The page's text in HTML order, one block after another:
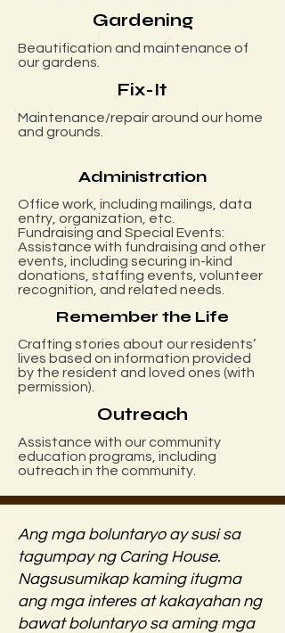
Gardening
Beautification and maintenance of
our gardens.
Fix-It
Maintenance/repair around our home
and grounds.
Administration
Office work, including mailings, data
entry, organization, etc.
Fundraising and Special Events:
Assistance with fundraising and other
events, including securing in-kind
donations, staffing events, volunteer
recognition, and related needs.
Remember the Life
Crafting stories about our residents’
lives based on information provided
by the resident and loved ones (with
permission).
Outreach
Assistance with our community
education programs, including
outreach in the community.
Ang mga boluntaryo ay susi sa
tagumpay ng Caring House.
Nagsusumikap kaming itugma
ang mga interes at kakayahan ng
bawat boluntaryo sa aming mga